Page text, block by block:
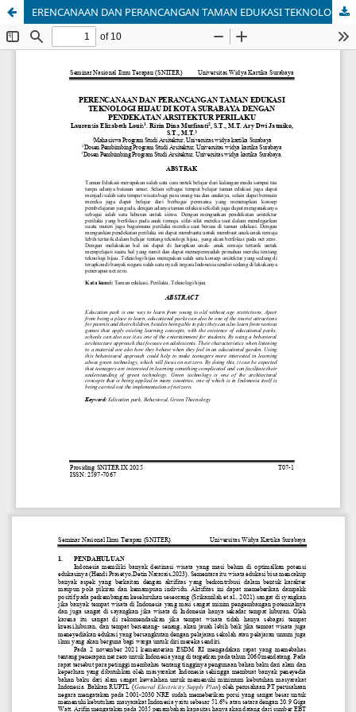
ERENCANAAN DAN PERANCANGAN TAMAN EDUKASI TEKNOLOGI HIJAU DI KOTA SURABAYA DENGAN PENDEKATAN ARSITEKTUR PERILAKU